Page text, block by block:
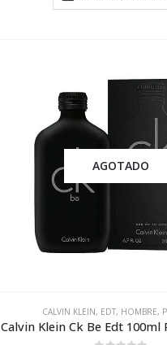
AGOTADO
CALVIN KLEIN, EDT, HOMBRE,
Calvin Klein Ck Be Edt